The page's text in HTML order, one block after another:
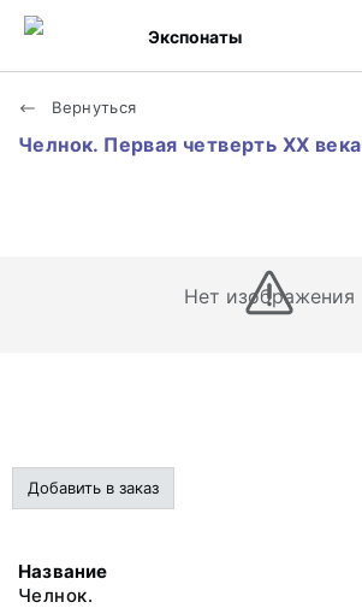
Экспонаты
Вернуться
Челнок. Первая четверть XX века
Нет изображения
Добавить в заказ
Название
Челнок.